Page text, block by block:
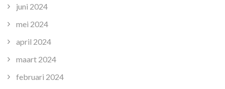
juni 2024
mei 2024
april 2024
maart 2024
februari 2024